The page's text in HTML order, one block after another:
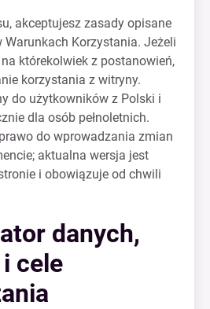
akceptujesz zasady opisane
Warunkach Korzystania. Jeżeli
którekolwiek z postanowień,
korzystania z witryny.
do użytkowników z Polski i
dla osób pełnoletnich.
do wprowadzania zmian
aktualna wersja jest
i obowiązuje od chwili
danych,
cele